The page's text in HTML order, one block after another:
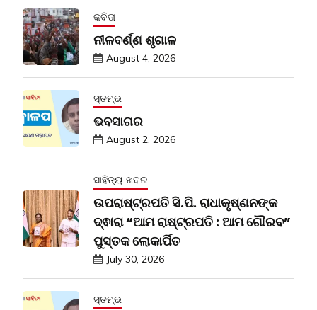
କବିତା
ନୀଳବର୍ଣ୍ଣ ଶୃଗାଳ
August 4, 2026
ସ୍ତମ୍ଭ
ଭବସାଗର
August 2, 2026
ସାହିତ୍ୟ ଖବର
ଉପରାଷ୍ଟ୍ରପତି ସି.ପି. ରାଧାକୃଷ୍ଣନଙ୍କ
ଦ୍ଵାରା “ଆମ ରାଷ୍ଟ୍ରପତି : ଆମ ଗୌରବ”
ପୁସ୍ତକ ଲୋକାର୍ପିତ
July 30, 2026
ସ୍ତମ୍ଭ